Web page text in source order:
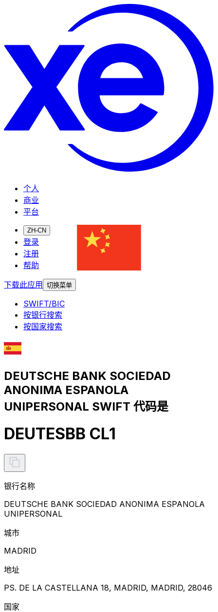
个人
商业
平台
ZH-CN
登录
注册
帮助
下载此应用
切换菜单
SWIFT/BIC
按银行搜索
按国家搜索
DEUTSCHE BANK SOCIEDAD
ANONIMA ESPANOLA
UNIPERSONAL SWIFT 代码是
DEUTESBB CL1
银行名称
DEUTSCHE BANK SOCIEDAD ANONIMA ESPANOLA
UNIPERSONAL
城市
MADRID
地址
PS. DE LA CASTELLANA 18, MADRID, MADRID, 28046
国家